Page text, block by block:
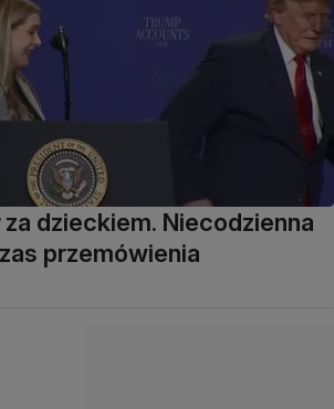
za dzieckiem. Niecodzienna
przemówienia